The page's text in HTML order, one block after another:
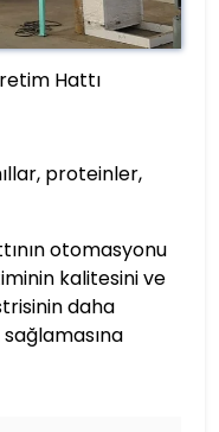
Hattı
proteinler,
otomasyonu
kalitesini ve
daha